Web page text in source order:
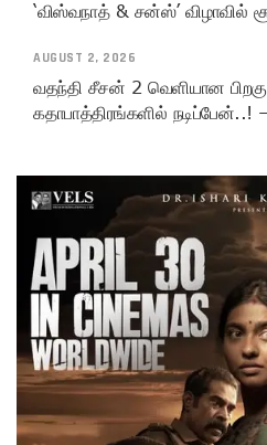
‘விஸ்வநாத் & சன்ஸ்’ விழாவில்
AUGUST 2, 2026
வதந்தி சீசன் 2 வெளியான
கதாபாத்திரங்களில் நடிப்பேன்..! –